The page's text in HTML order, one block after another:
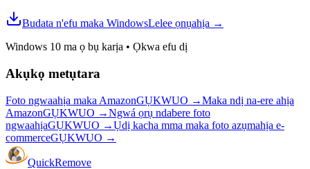
Budata n'efu maka WindowsLelee ọnụahịa →
Windows 10 ma ọ bụ karịa • Ọkwa efu dị
Akụkọ metụtara
Foto ngwaahịa maka AmazonGỤKWUO →Maka ndị na-ere ahịa
AmazonGỤKWUO →Ngwá ọrụ ndabere foto
ngwaahịaGỤKWUO →Ụdị kacha mma maka foto azụmahịa e-
commerceGỤKWUO →
QuickRemove